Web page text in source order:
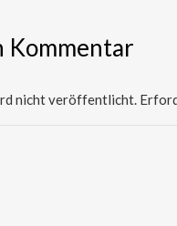
Kommentar
nicht veröffentlicht.